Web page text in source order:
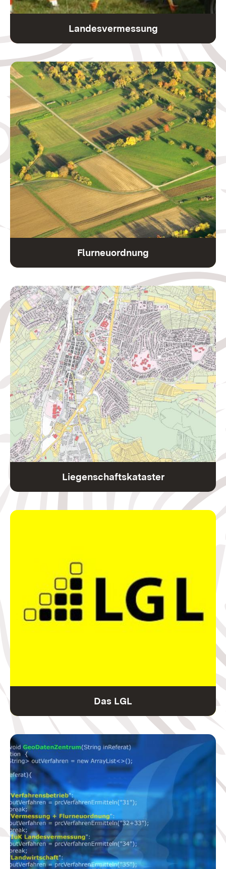
Landesvermessung
Flurneuordnung
Liegenschaftskataster
Das LGL